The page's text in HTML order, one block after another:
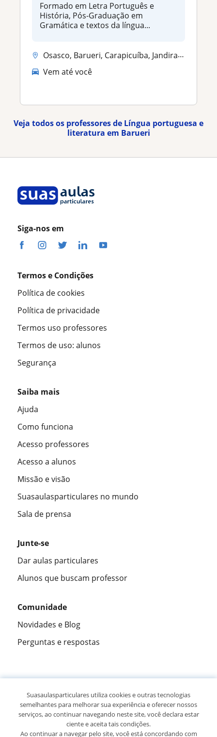
Formado em Letra Português e
História, Pós-Graduação em
Gramática e textos da língua...
Osasco, Barueri, Carapicuíba, Jandira, Taboão da Serra
Vem até você
Veja todos os professores de Língua portuguesa e
literatura em Barueri
Siga-nos em
Termos e Condições
Política de cookies
Política de privacidade
Termos uso professores
Termos de uso: alunos
Segurança
Saiba mais
Ajuda
Como funciona
Acesso professores
Acesso a alunos
Missão e visão
Suasaulasparticulares no mundo
Sala de prensa
Junte-se
Dar aulas particulares
Alunos que buscam professor
Comunidade
Novidades e Blog
Perguntas e respostas
305915opiniões de alunos
Suasaulasparticulares utiliza cookies e outras tecnologias
semelhantes para melhorar sua experiência e oferecer nossos
serviços, ao continuar navegando neste site, você declara estar
ciente e aceita tais condições.
Ao continuar a navegar pelo site, você está concordando com